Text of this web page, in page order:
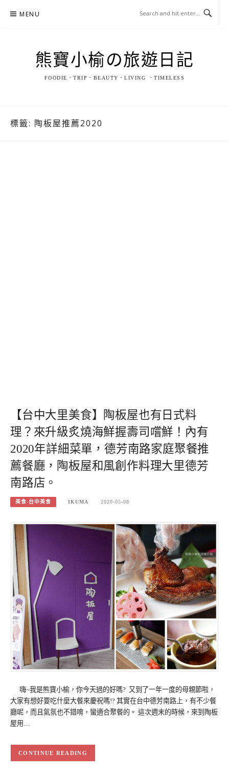
MENU
熊寶小榆の旅遊日記
FOODIE．TRIP．BEAUTY．LIVING ．TIMELESS
標籤: 陶板屋推薦2020
【台中大里美食】陶板屋也有日式料
理？來升級炙燒海鮮握壽司嚐鮮！內有
2020年詳細菜單，德芳南路家庭聚餐推
薦餐廳，陶板屋和風創作料理大里德芳
南路店。
美食-台中美食 IKUMA 2020-05-08
嗨~我是熊寶小榆，你今天過的好嗎? 又到了一年一度的母親節啦，
大家有想好要吃什麼大餐來慶祝嗎!? 其實在台中德芳南路上，有不少餐
廳呢，而且氣氛也不錯唷，蠻適合聚餐的。 這次週末的時候，來到陶板
屋用…
CONTINUE READING